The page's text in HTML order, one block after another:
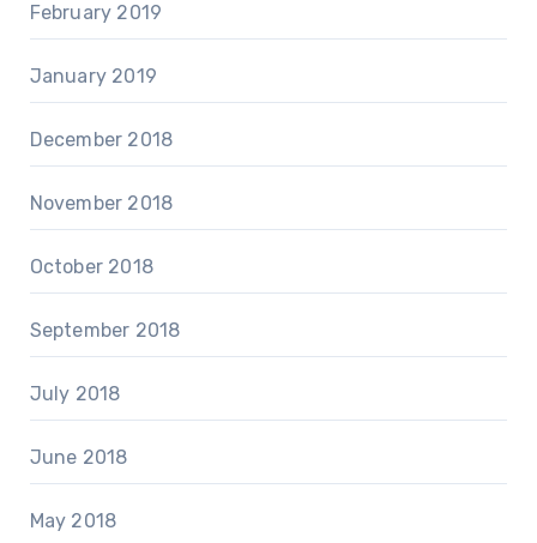
February 2019
January 2019
December 2018
November 2018
October 2018
September 2018
July 2018
June 2018
May 2018